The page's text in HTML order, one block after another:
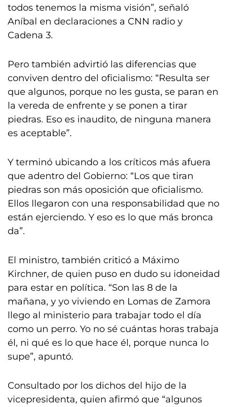
todos tenemos la misma visión”, señaló
Aníbal en declaraciones a CNN radio y
Cadena 3.
Pero también advirtió las diferencias que
conviven dentro del oficialismo: “Resulta ser
que algunos, porque no les gusta, se paran en
la vereda de enfrente y se ponen a tirar
piedras. Eso es inaudito, de ninguna manera
es aceptable”.
Y terminó ubicando a los críticos más afuera
que adentro del Gobierno: “Los que tiran
piedras son más oposición que oficialismo.
Ellos llegaron con una responsabilidad que no
están ejerciendo. Y eso es lo que más bronca
da”.
El ministro, también criticó a Máximo
Kirchner, de quien puso en dudo su idoneidad
para estar en política. “Son las 8 de la
mañana, y yo viviendo en Lomas de Zamora
llego al ministerio para trabajar todo el día
como un perro. Yo no sé cuántas horas trabaja
él, ni qué es lo que hace él, porque nunca lo
supe”, apuntó.
Consultado por los dichos del hijo de la
vicepresidenta, quien afirmó que “algunos